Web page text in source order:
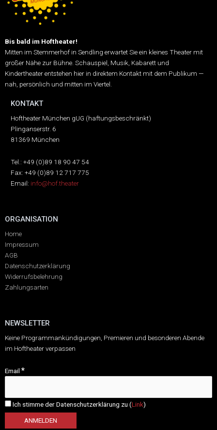
Bis bald im Hoftheater!
Mitten im Stemmerhof in Sendling erwartet Sie ein kleines Theater mit
großer Nähe zur Bühne. Schauspiel, Musik, Kabarett und
Kindertheater entstehen hier in direktem Kontakt mit dem Publikum —
nah, persönlich und mitten im Viertel.
KONTAKT
Hoftheater München gUG (haftungsbeschränkt)
Plinganserstr. 6
81369 München
Tel.: +49 (0)89 18 90 47 54
Fax: +49 (0)89 12 717 775
Email: info@hof.theater
ORGANISATION
Home
Impressum
AGB
Datenschutzerklärung
Widerrufsbelehrung
Zahlungsarten
NEWSLETTER
Keine Programmankündigungen, Premieren und besonderen Abende
im Hoftheater verpassen
Email *
Ich stimme der Datenschutzerklärung zu (Link)